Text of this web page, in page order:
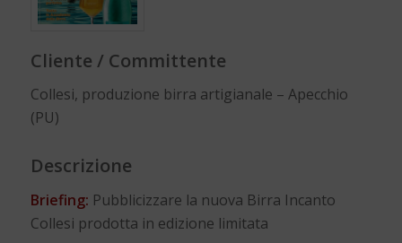
Cliente / Committente
Collesi, produzione birra artigianale – Apecchio
(PU)
Descrizione
Briefing: Pubblicizzare la nuova Birra Incanto
Collesi prodotta in edizione limitata